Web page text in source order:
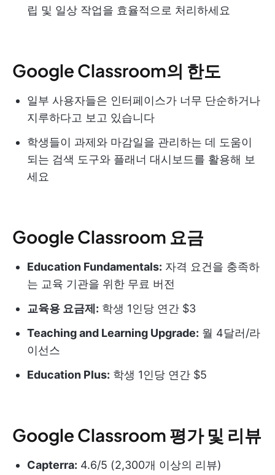
립 및 일상 작업을 효율적으로 처리하세요
Google Classroom의 한도
일부 사용자들은 인터페이스가 너무 단순하거나
지루하다고 보고 있습니다
학생들이 과제와 마감일을 관리하는 데 도움이
되는 검색 도구와 플래너 대시보드를 활용해 보
세요
Google Classroom 요금
Education Fundamentals: 자격 요건을 충족하
는 교육 기관을 위한 무료 버전
교육용 요금제: 학생 1인당 연간 $3
Teaching and Learning Upgrade: 월 4달러/라
이선스
Education Plus: 학생 1인당 연간 $5
Google Classroom 평가 및 리뷰
Capterra: 4.6/5 (2,300개 이상의 리뷰)